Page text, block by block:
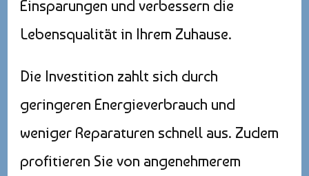
Einsparungen und verbessern die
Lebensqualität in Ihrem Zuhause.
Die Investition zahlt sich durch
geringeren Energieverbrauch und
weniger Reparaturen schnell aus. Zudem
profitieren Sie von angenehmerem